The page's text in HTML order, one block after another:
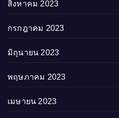
สิงหาคม 2023
กรกฎาคม 2023
มิถุนายน 2023
พฤษภาคม 2023
เมษายน 2023